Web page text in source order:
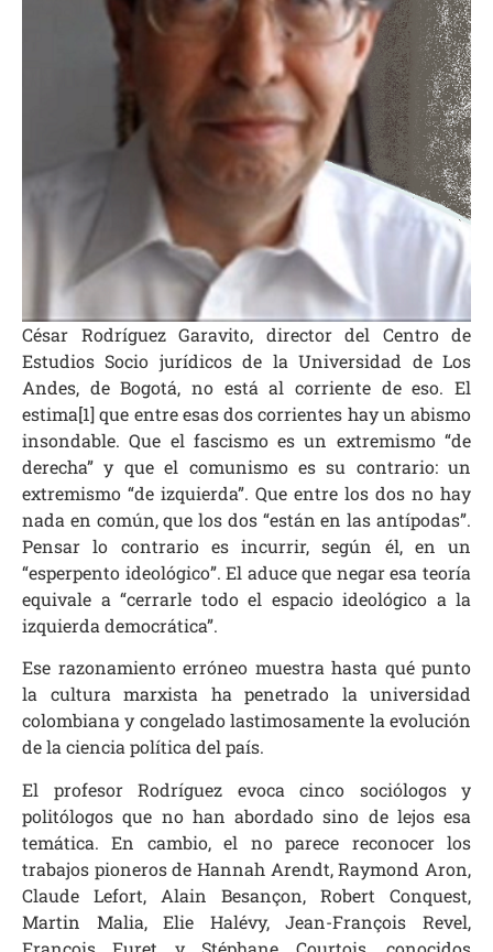
César Rodríguez Garavito, director del Centro de
Estudios Socio jurídicos de la Universidad de Los
Andes, de Bogotá, no está al corriente de eso. El
estima[1] que entre esas dos corrientes hay un abismo
insondable. Que el fascismo es un extremismo “de
derecha” y que el comunismo es su contrario: un
extremismo “de izquierda”. Que entre los dos no hay
nada en común, que los dos “están en las antípodas”.
Pensar lo contrario es incurrir, según él, en un
“esperpento ideológico”. El aduce que negar esa teoría
equivale a “cerrarle todo el espacio ideológico a la
izquierda democrática”.
Ese razonamiento erróneo muestra hasta qué punto
la cultura marxista ha penetrado la universidad
colombiana y congelado lastimosamente la evolución
de la ciencia política del país.
El profesor Rodríguez evoca cinco sociólogos y
politólogos que no han abordado sino de lejos esa
temática. En cambio, el no parece reconocer los
trabajos pioneros de Hannah Arendt, Raymond Aron,
Claude Lefort, Alain Besançon, Robert Conquest,
Martin Malia, Elie Halévy, Jean-François Revel,